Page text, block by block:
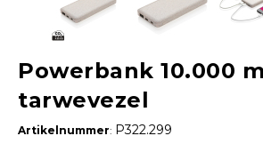
Powerbank 10.000
tarwevezel
Artikelnummer: P322.299